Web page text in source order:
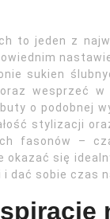
to jeden z
sukien
wesprzeć
o podobnej
stylizacji
fasonów –
okazać się
dać sobie czas